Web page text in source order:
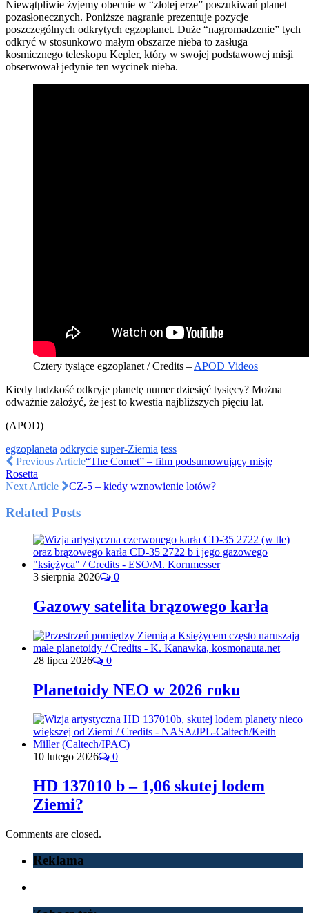
Niewątpliwie żyjemy obecnie w “złotej erze” poszukiwań planet
pozasłonecznych. Poniższe nagranie prezentuje pozycje
poszczególnych odkrytych egzoplanet. Duże “nagromadzenie” tych
odkryć w stosunkowo małym obszarze nieba to zasługa
kosmicznego teleskopu Kepler, który w swojej podstawowej misji
obserwował jedynie ten wycinek nieba.
Cztery tysiące egzoplanet / Credits – APOD Videos
Kiedy ludzkość odkryje planetę numer dziesięć tysięcy? Można
odważnie założyć, że jest to kwestia najbliższych pięciu lat.
(APOD)
egzoplaneta odkrycie super-Ziemia tess
Previous Article“The Comet” – film podsumowujący misję
Rosetta
Next Article
CZ-5 – kiedy wznowienie lotów?
Related Posts
3 sierpnia 2026 0
Gazowy satelita brązowego karła
28 lipca 2026 0
Planetoidy NEO w 2026 roku
10 lutego 2026 0
HD 137010 b – 1,06 skutej lodem
Ziemi?
Comments are closed.
Reklama